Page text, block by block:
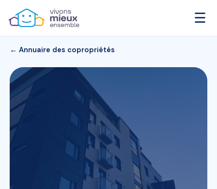
☰
← Annuaire des copropriétés